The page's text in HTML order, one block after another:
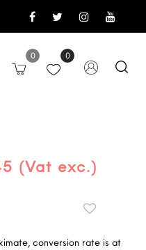
0 0
(Vat exc.)
conversion rate is at